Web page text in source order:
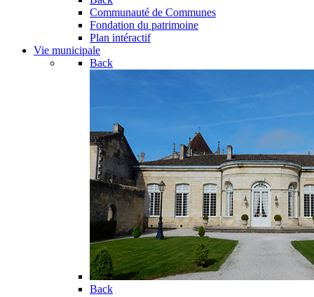
Communauté de Communes
Fondation du patrimoine
Plan intéractif
Vie municipale
Back
Back